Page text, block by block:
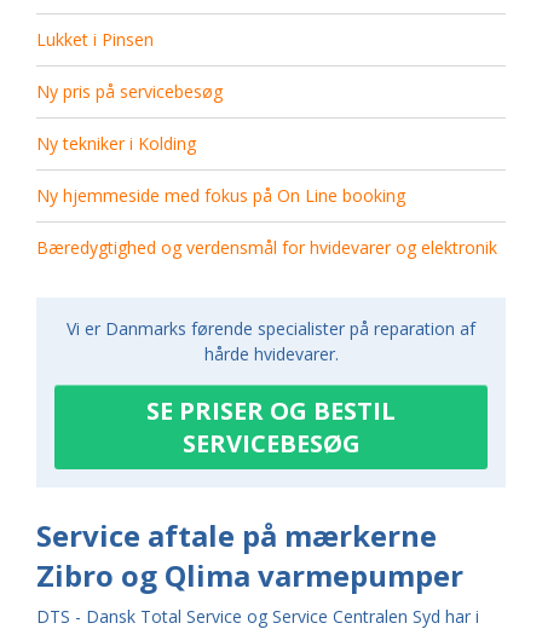
Lukket i Pinsen
Ny pris på servicebesøg
Ny tekniker i Kolding
Ny hjemmeside med fokus på On Line booking
Bæredygtighed og verdensmål for hvidevarer og elektronik
Vi er Danmarks førende specialister på reparation af
hårde hvidevarer.
SE PRISER OG BESTIL
SERVICEBESØG
Service aftale på mærkerne
Zibro og Qlima varmepumper
DTS - Dansk Total Service og Service Centralen Syd har i